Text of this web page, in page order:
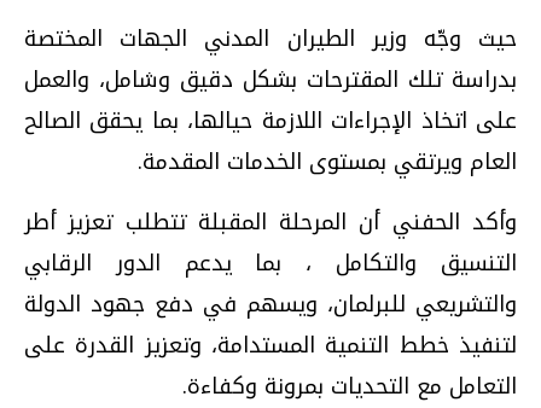
حيث وجّه وزير الطيران المدني الجهات المختصة
بدراسة تلك المقترحات بشكل دقيق وشامل، والعمل
على اتخاذ الإجراءات اللازمة حيالها، بما يحقق الصالح
العام ويرتقي بمستوى الخدمات المقدمة.
وأكد الحفني أن المرحلة المقبلة تتطلب تعزيز أطر
التنسيق والتكامل ، بما يدعم الدور الرقابي
والتشريعي للبرلمان، ويسهم في دفع جهود الدولة
لتنفيذ خطط التنمية المستدامة، وتعزيز القدرة على
التعامل مع التحديات بمرونة وكفاءة.